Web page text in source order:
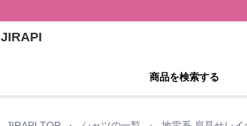
JIRAPI
商品を検索する